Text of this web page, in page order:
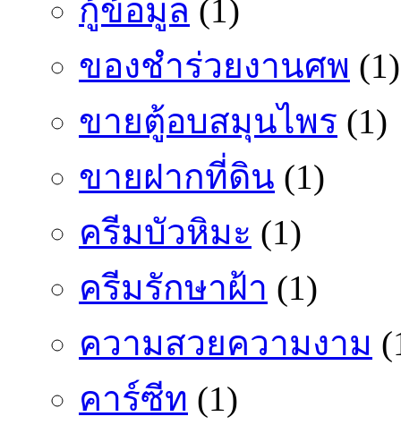
กู้ข้อมูล (1)
ของชำร่วยงานศพ (1)
ขายตู้อบสมุนไพร (1)
ขายฝากที่ดิน (1)
ครีมบัวหิมะ (1)
ครีมรักษาฝ้า (1)
ความสวยความงาม
คาร์ซีท (1)